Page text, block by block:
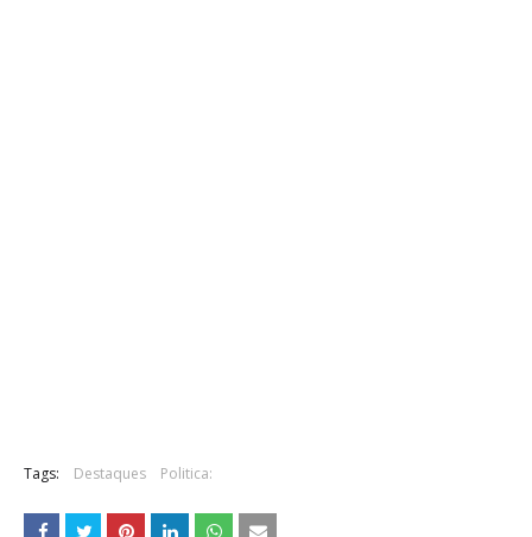
Tags: Destaques Politica: